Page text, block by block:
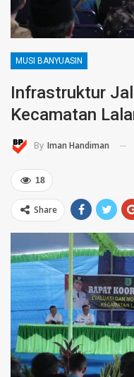
MUSI BANYUASIN
Infrastruktur
Kecamatan
By Iman Handiman
18
Share